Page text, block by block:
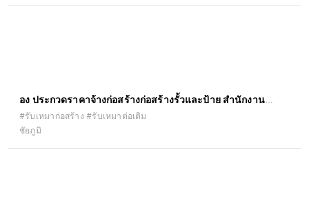
๑.๒ ถังกรอง สนิมเหล็ก ๑.๓ โรงควบคุมระบบไฟฟ้า ๑.๔ งานเจาะ
ื่อง ประกวดราคาจ้างก่อสร้างก่อสร้างรั้วและป้าย สำนักงาน
เกษตรอำเภอคอนสาร ตำบลคอนสาร อำเภอคอนสาร จังหวัด
ชัยภูมิ ๑ แห่ง ด้วยวิธีประกวดราคาอิเล็กทรอนิกส์ (e-bidding)
#รับเหมาก่อสร้าง #รับเหมาต่อเติม
ชัยภูมิ